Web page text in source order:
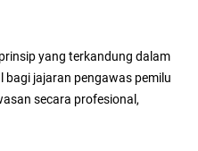
yang terkandung dalam
bagi jajaran pengawas pemilu
secara profesional,